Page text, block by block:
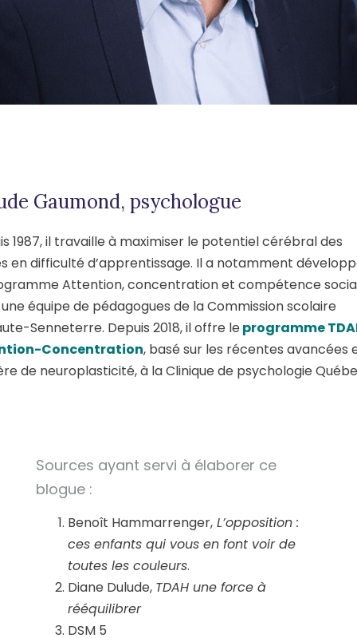
Gaumond, psychologue
1987, il travaille à maximiser le potentiel cérébral des
en difficulté d’apprentissage. Il a notamment
Attention, concentration et compétence
équipe de pédagogues de la Commission scolaire
Senneterre. Depuis 2018, il offre leprogramme
Concentration, basé sur les récentes avancées
de neuroplasticité, à la Clinique de psychologie
Sources ayant servi à élaborer ce
blogue :
Benoît Hammarrenger, L’opposition :
ces enfants qui vous en font voir de
toutes les couleurs.
Diane Dulude, TDAH une force à
rééquilibrer
DSM 5